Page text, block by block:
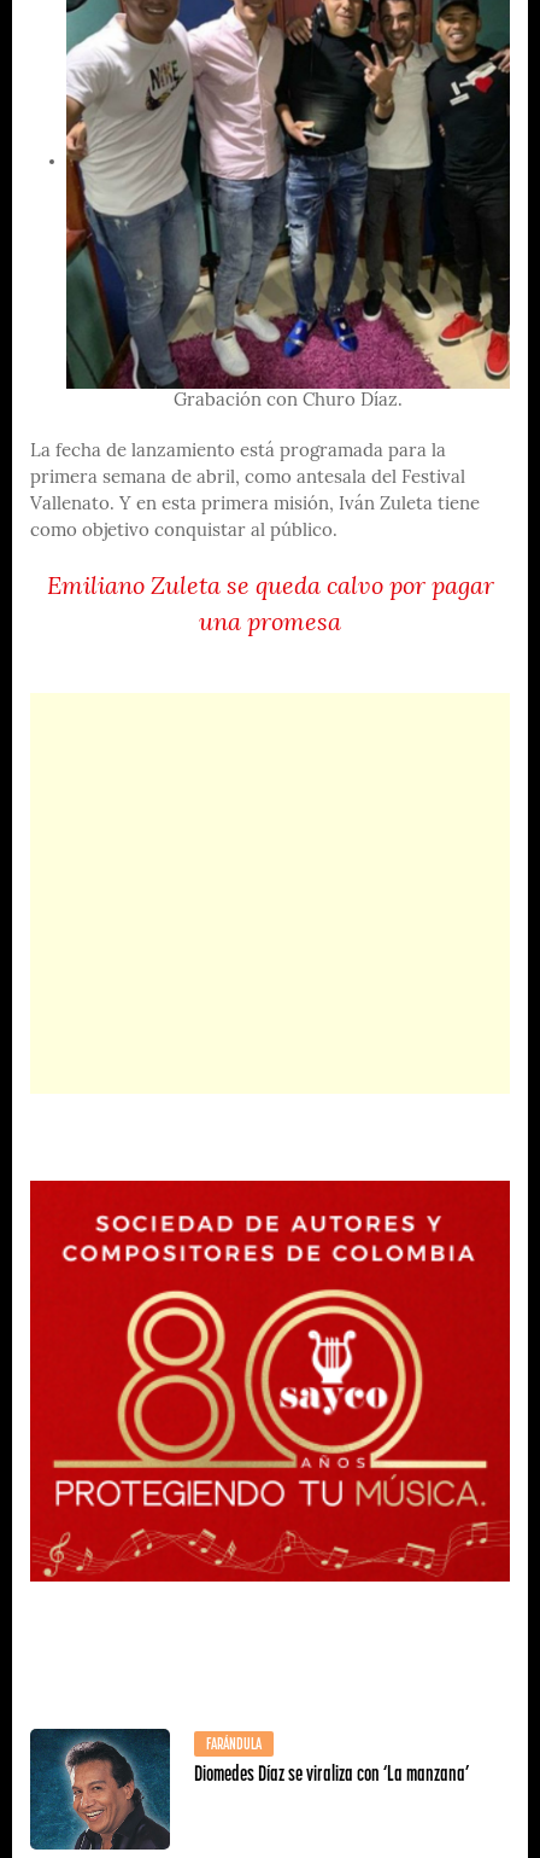
Grabación con Churo Díaz.
La fecha de lanzamiento está programada para la
primera semana de abril, como antesala del Festival
Vallenato. Y en esta primera misión, Iván Zuleta tiene
como objetivo conquistar al público.
Emiliano Zuleta se queda calvo por pagar
una promesa
FARÁNDULA
Diomedes Díaz se viraliza con ‘La manzana’